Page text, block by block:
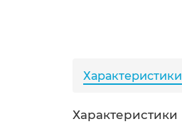
Характеристики
Характеристики